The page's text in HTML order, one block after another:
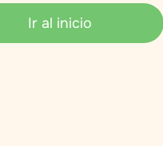
Ir al inicio